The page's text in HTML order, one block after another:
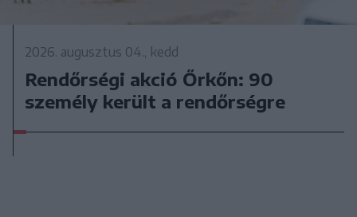
2026. augusztus 04., kedd
Rendőrségi akció Őrkőn: 90
személy került a rendőrségre